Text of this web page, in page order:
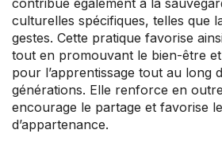
contribue également à la
culturelles spécifiques, telles que
gestes. Cette pratique favorise
tout en promouvant le bien-être
pour l’apprentissage tout au long
générations. Elle renforce en
encourage le partage et favorise
d’appartenance.